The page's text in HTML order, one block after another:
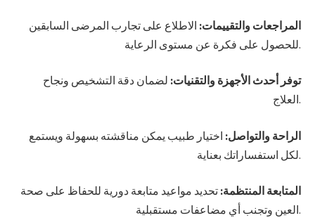
المراجعات والتقييمات: الاطلاع على تجارب المرضى السابقين
للحصول على فكرة عن مستوى الرعاية.
توفر أحدث الأجهزة والتقنيات: لضمان دقة التشخيص ونجاح
العلاج.
الراحة والتواصل: اختيار طبيب يمكن مناقشته بسهولة ويستمع
لكل استفساراتك بعناية.
المتابعة المنتظمة: تحديد مواعيد متابعة دورية للحفاظ على صحة
العين وتجنب أي مضاعفات مستقبلية.